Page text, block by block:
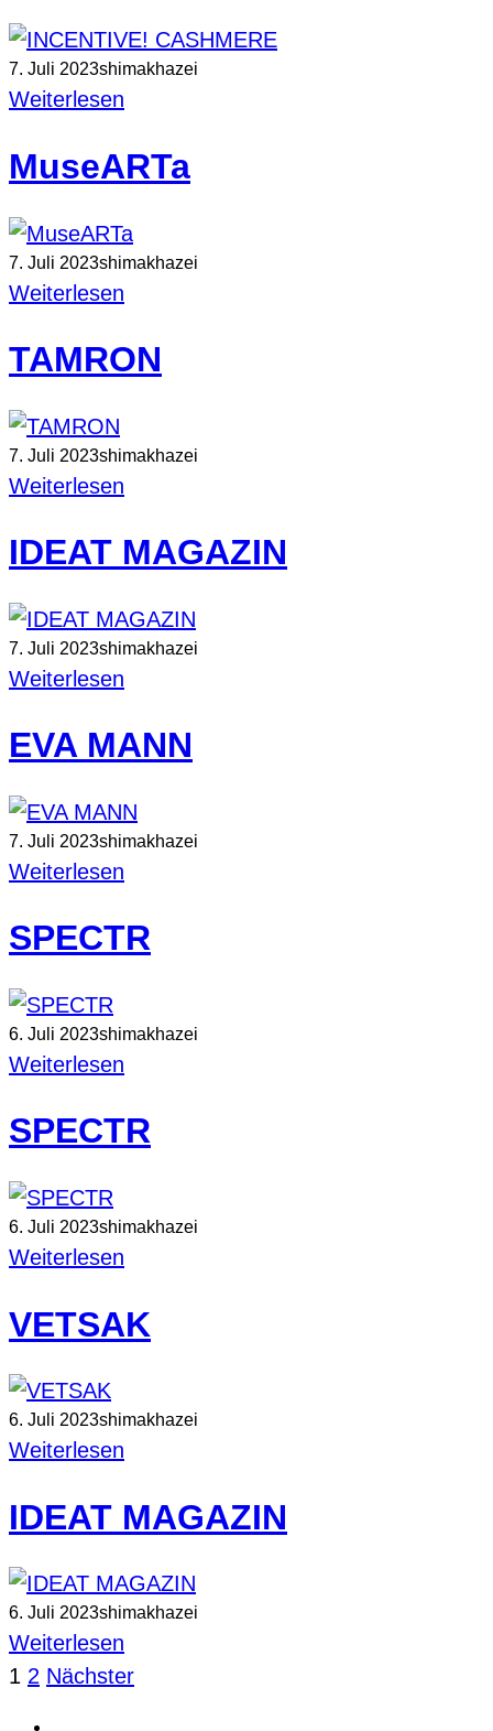
7. Juli 2023shimakhazei
Weiterlesen
MuseARTa
7. Juli 2023shimakhazei
Weiterlesen
TAMRON
7. Juli 2023shimakhazei
Weiterlesen
IDEAT MAGAZIN
7. Juli 2023shimakhazei
Weiterlesen
EVA MANN
7. Juli 2023shimakhazei
Weiterlesen
SPECTR
6. Juli 2023shimakhazei
Weiterlesen
SPECTR
6. Juli 2023shimakhazei
Weiterlesen
VETSAK
6. Juli 2023shimakhazei
Weiterlesen
IDEAT MAGAZIN
6. Juli 2023shimakhazei
Weiterlesen
1 2 Nächster